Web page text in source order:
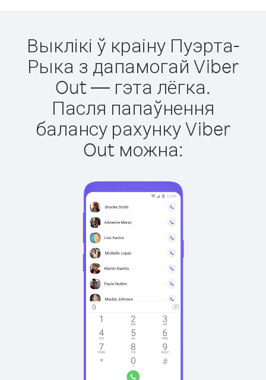
Выклікі ў краіну Пуэрта-
Рыка з дапамогай Viber
Out — гэта лёгка.
Пасля папаўнення
балансу рахунку Viber
Out можна: